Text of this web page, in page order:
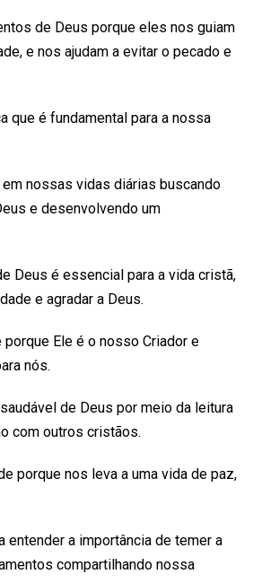
de Deus porque eles nos guiam
e nos ajudam a evitar o pecado e
que é fundamental para a nossa
nossas vidas diárias buscando
e desenvolvendo um
Deus é essencial para a vida cristã,
e agradar a Deus.
Ele é o nosso Criador e
nós.
de Deus por meio da leitura
com outros cristãos.
porque nos leva a uma vida de paz,
entender a importância de temer a
compartilhando nossa